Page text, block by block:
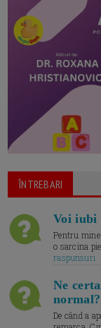
ÎNTREBARI
Voi iubi
Pentru
o sarcina
raspunsuri
Ne
normal?
De când a